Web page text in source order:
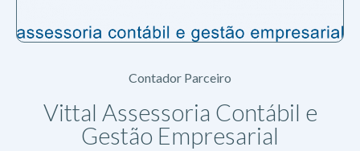
Contador Parceiro
Vittal Assessoria Contábil e
Gestão Empresarial